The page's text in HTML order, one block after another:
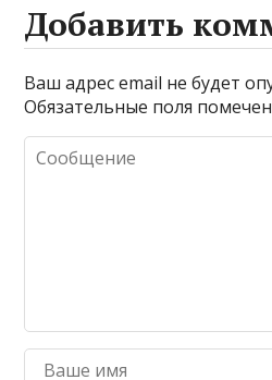
Добавить
Ваш адрес email не будет
Обязательные поля